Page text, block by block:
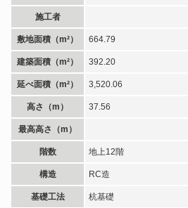
施工者
敷地面積（m²） 664.79
建築面積（m²） 392.20
延べ面積（m²） 3,520.06
高さ（m） 37.56
最高高さ（m）
階数 地上12階
構造 RC造
基礎工法 杭基礎